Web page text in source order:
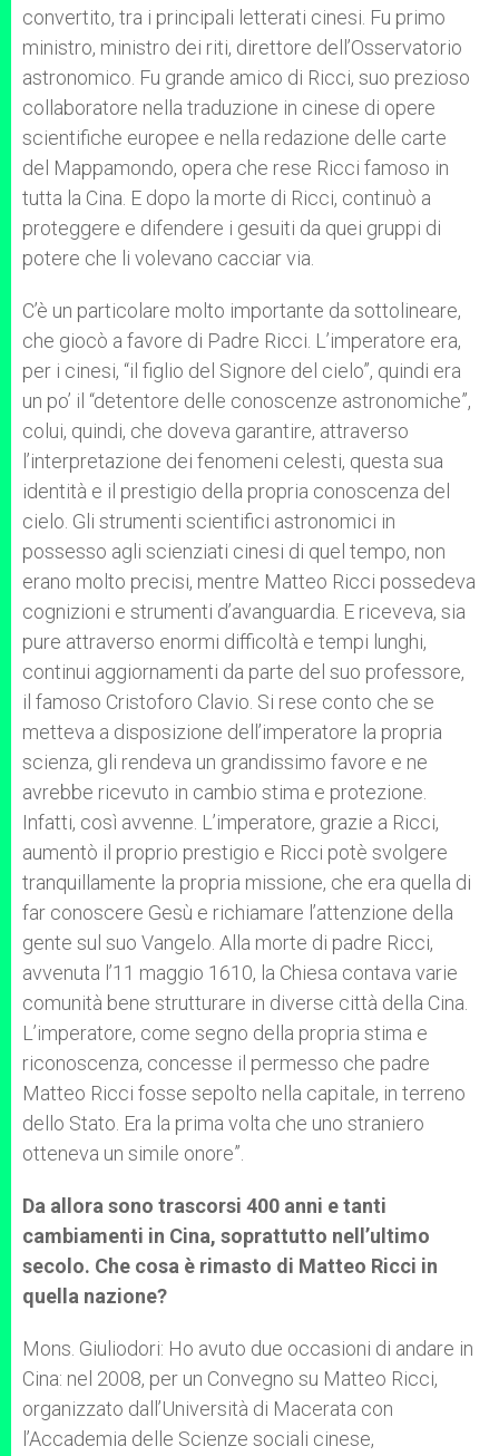
convertito, tra i principali letterati cinesi. Fu primo
ministro, ministro dei riti, direttore dell’Osservatorio
astronomico. Fu grande amico di Ricci, suo prezioso
collaboratore nella traduzione in cinese di opere
scientifiche europee e nella redazione delle carte
del Mappamondo, opera che rese Ricci famoso in
tutta la Cina. E dopo la morte di Ricci, continuò a
proteggere e difendere i gesuiti da quei gruppi di
potere che li volevano cacciar via.
C’è un particolare molto importante da sottolineare,
che giocò a favore di Padre Ricci. L’imperatore era,
per i cinesi, “il figlio del Signore del cielo”, quindi era
un po’ il “detentore delle conoscenze astronomiche”,
colui, quindi, che doveva garantire, attraverso
l’interpretazione dei fenomeni celesti, questa sua
identità e il prestigio della propria conoscenza del
cielo. Gli strumenti scientifici astronomici in
possesso agli scienziati cinesi di quel tempo, non
erano molto precisi, mentre Matteo Ricci possedeva
cognizioni e strumenti d’avanguardia. E riceveva, sia
pure attraverso enormi difficoltà e tempi lunghi,
continui aggiornamenti da parte del suo professore,
il famoso Cristoforo Clavio. Si rese conto che se
metteva a disposizione dell’imperatore la propria
scienza, gli rendeva un grandissimo favore e ne
avrebbe ricevuto in cambio stima e protezione.
Infatti, così avvenne. L’imperatore, grazie a Ricci,
aumentò il proprio prestigio e Ricci potè svolgere
tranquillamente la propria missione, che era quella di
far conoscere Gesù e richiamare l’attenzione della
gente sul suo Vangelo. Alla morte di padre Ricci,
avvenuta l’11 maggio 1610, la Chiesa contava varie
comunità bene strutturare in diverse città della Cina.
L’imperatore, come segno della propria stima e
riconoscenza, concesse il permesso che padre
Matteo Ricci fosse sepolto nella capitale, in terreno
dello Stato. Era la prima volta che uno straniero
otteneva un simile onore”.
Da allora sono trascorsi 400 anni e tanti
cambiamenti in Cina, soprattutto nell’ultimo
secolo. Che cosa è rimasto di Matteo Ricci in
quella nazione?
Mons. Giuliodori: Ho avuto due occasioni di andare in
Cina: nel 2008, per un Convegno su Matteo Ricci,
organizzato dall’Università di Macerata con
l’Accademia delle Scienze sociali cinese,